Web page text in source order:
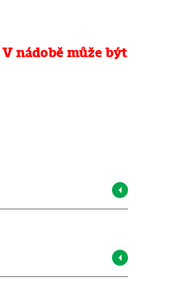
V nádobě může být